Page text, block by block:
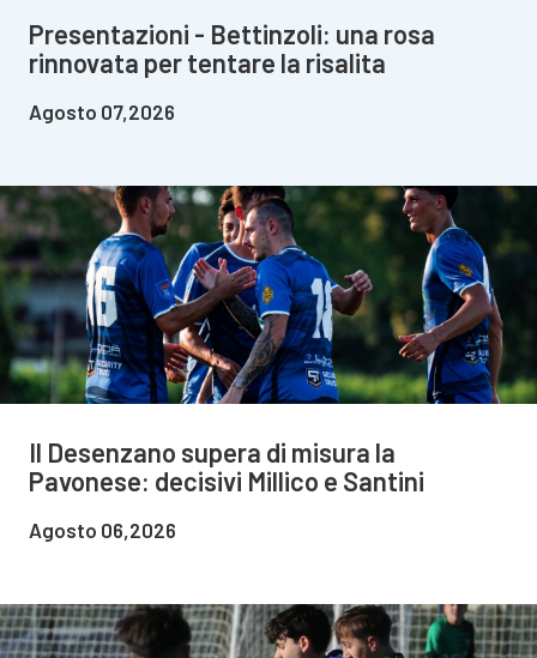
Presentazioni - Bettinzoli: una rosa
rinnovata per tentare la risalita
Agosto 07,2026
Il Desenzano supera di misura la
Pavonese: decisivi Millico e Santini
Agosto 06,2026